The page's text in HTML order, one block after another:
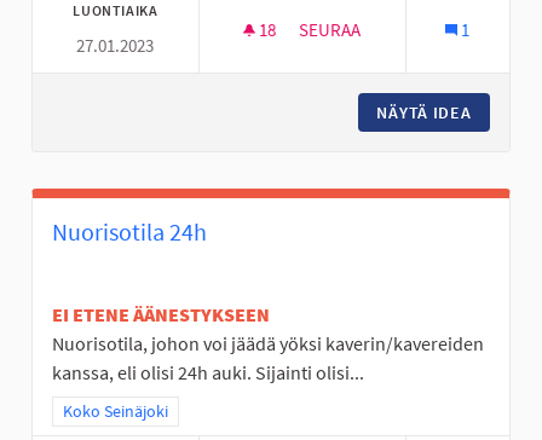
LUONTIAIKA
27.01.2023
18 18 SEURAAJAA
SEURAA 1
NÄYTÄ IDEA
Nuorisotila 24h
EI ETENE ÄÄNESTYKSEEN
Nuorisotila, johon voi jäädä yöksi kaverin/kavereiden
kanssa, eli olisi 24h auki. Sijainti olisi...
Rajaa tulokset teeman mukaan: Koko Seinäjoki
Koko Seinäjoki